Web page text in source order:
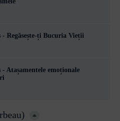
- Regăsește-ți Bucuria Vieții
- Atașamentele emoționale